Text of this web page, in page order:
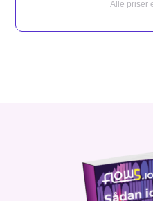
Alle priser